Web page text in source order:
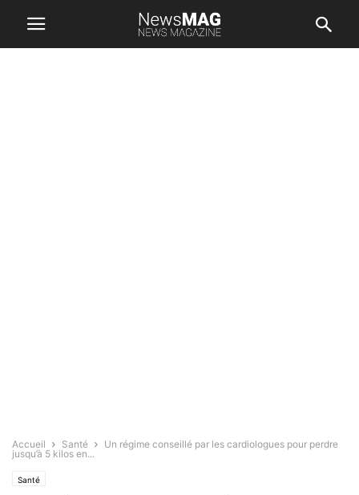
Accueil Santé
Un régime conseillé par les cardiologues pour perdre
jusqu’à 5 kilos en...
Santé